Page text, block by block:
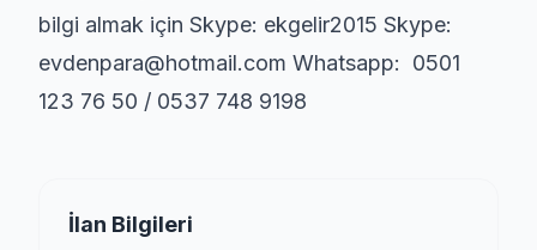
bilgi almak için Skype: ekgelir2015 Skype:
evdenpara@hotmail.com Whatsapp: 0501
123 76 50 / 0537 748 9198
İlan Bilgileri